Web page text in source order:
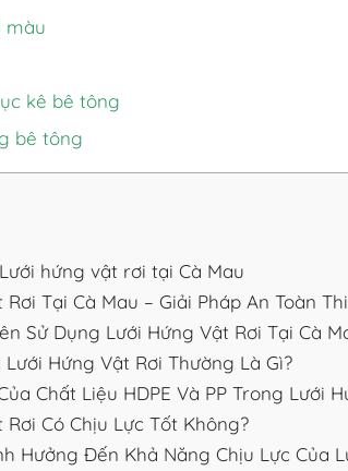
màu
kê bê tông
bê tông
hứng vật rơi tại Cà Mau
Tại Cà Mau – Giải Pháp An Toàn
Sử Dụng Lưới Hứng Vật Rơi Tại Cà
Lưới Hứng Vật Rơi Thường Là Gì?
Chất Liệu HDPE Và PP Trong Lưới
Rơi Có Chịu Lực Tốt Không?
Hưởng Đến Khả Năng Chịu Lực Của